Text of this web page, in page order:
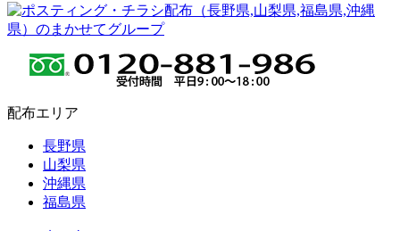
配布エリア
長野県
山梨県
沖縄県
福島県